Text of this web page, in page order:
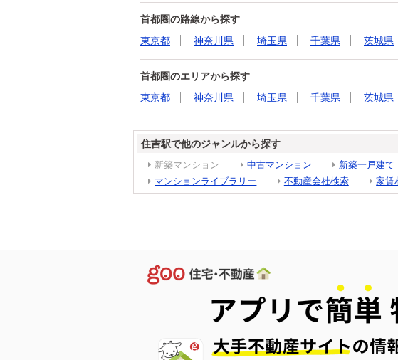
首都圏の路線から探す
東京都
神奈川県 埼玉県 千葉県 茨城県
首都圏のエリアから探す
東京都
神奈川県 埼玉県 千葉県 茨城県
住吉駅で他のジャンルから探す
新築マンション 中古マンション 新築一戸建て
マンションライブラリー
不動産会社検索 家賃